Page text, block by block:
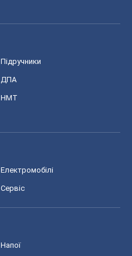
Підручники
ДПА
НМТ
Електромобілі
Сервіс
Напої